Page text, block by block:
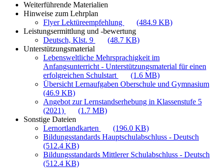
Weiterführende Materialien
Hinweise zum Lehrplan
Flyer Lektüreempfehlung
(484.9 KB)
Leistungsermittlung und -bewertung
Deutsch, Klst. 9
(48.7 KB)
Unterstützungsmaterial
Lebensweltliche Mehrsprachigkeit im
Anfangsunterricht - Unterstützungsmaterial für einen
erfolgreichen Schulstart
(1.6 MB)
Übersicht Lernaufgaben Oberschule und Gymnasium
(46.9 KB)
Angebot zur Lernstandserhebung in Klassenstufe 5
(2021)
(1.7 MB)
Sonstige Dateien
Lernortlandkarten
(196.0 KB)
Bildungsstandards Hauptschulabschluss - Deutsch
(512.4 KB)
Bildungsstandards Mittlerer Schulabschluss - Deutsch
(512.4 KB)